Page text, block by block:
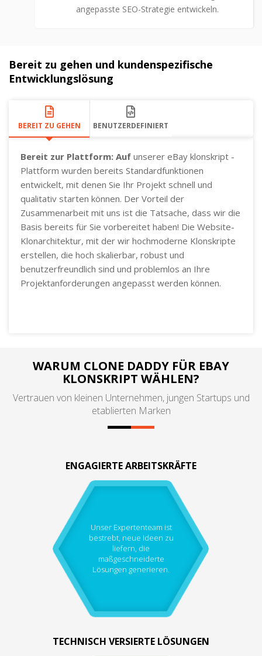
angepasste SEO-Strategie entwickeln.
Bereit zu gehen und kundenspezifische
Entwicklungslösung
BEREIT ZU GEHEN BENUTZERDEFINIERT
Bereit zur Plattform: Auf unserer eBay klonskript -
Plattform wurden bereits Standardfunktionen
entwickelt, mit denen Sie Ihr Projekt schnell und
qualitativ starten können. Der Vorteil der
Zusammenarbeit mit uns ist die Tatsache, dass wir die
Basis bereits für Sie vorbereitet haben! Die Website-
Klonarchitektur, mit der wir hochmoderne Klonskripte
erstellen, die hoch skalierbar, robust und
benutzerfreundlich sind und problemlos an Ihre
Projektanforderungen angepasst werden können.
WARUM CLONE DADDY FÜR EBAY
KLONSKRIPT WÄHLEN?
Vertrauen von kleinen Unternehmen, jungen Startups und
etablierten Marken
ENGAGIERTE ARBEITSKRÄFTE
Unser Expertenteam ist
bestrebt, neue Ideen zu
liefern, die
maßgeschneiderte
Lösungen generieren.
TECHNISCH VERSIERTE LÖSUNGEN